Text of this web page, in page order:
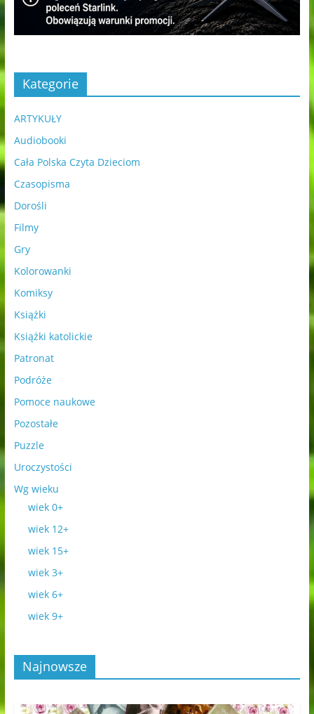
Kategorie
ARTYKUŁY
Audiobooki
Cała Polska Czyta Dzieciom
Czasopisma
Dorośli
Filmy
Gry
Kolorowanki
Komiksy
Książki
Książki katolickie
Patronat
Podróże
Pomoce naukowe
Pozostałe
Puzzle
Uroczystości
Wg wieku
wiek 0+
wiek 12+
wiek 15+
wiek 3+
wiek 6+
wiek 9+
Najnowsze